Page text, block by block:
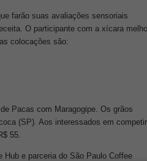
farão suas avaliações sensoriais
O participante com a xícara
colocações são:
Pacas com Maragogipe. Os grãos
(SP). Aos interessados em competir,
55.
e parceria do São Paulo Coffee